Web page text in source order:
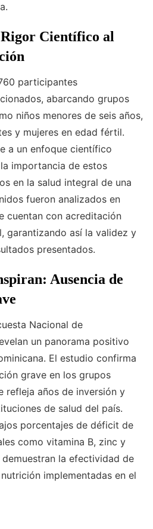
Científico al
participantes
abarcando grupos
niños menores de seis años,
y mujeres en edad fértil.
a un enfoque científico
importancia de estos
en la salud integral de una
fueron analizados en
cuentan con acreditación
garantizando así la validez y
presentados.
Ausencia de
Nacional de
un panorama positivo
El estudio confirma
grave en los grupos
refleja años de inversión y
de salud del país.
porcentajes de déficit de
como vitamina B, zinc y
la efectividad de
implementadas en el